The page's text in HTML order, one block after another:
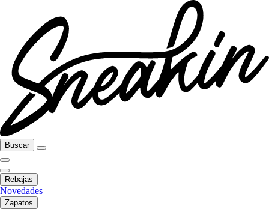
Buscar
Rebajas
Novedades
Zapatos